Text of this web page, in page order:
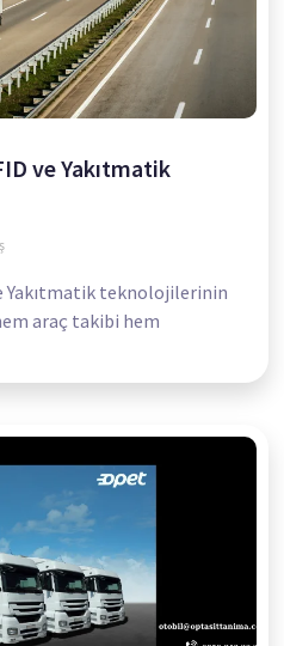
ve Yakıtmatik
Yakıtmatik teknolojilerinin
araç takibi hem